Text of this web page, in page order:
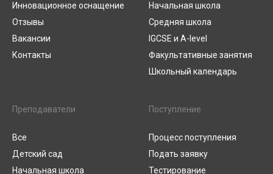
Инновационное оснащение
Отзывы
Вакансии
Контакты
Начальная школа
Средняя школа
IGCSE и A-level
Факультативные занятия
Школьный календарь
Преподаватели
Все
Детский сад
Начальная школа
Поступление
Процесс поступления
Подать заявку
Тестирование